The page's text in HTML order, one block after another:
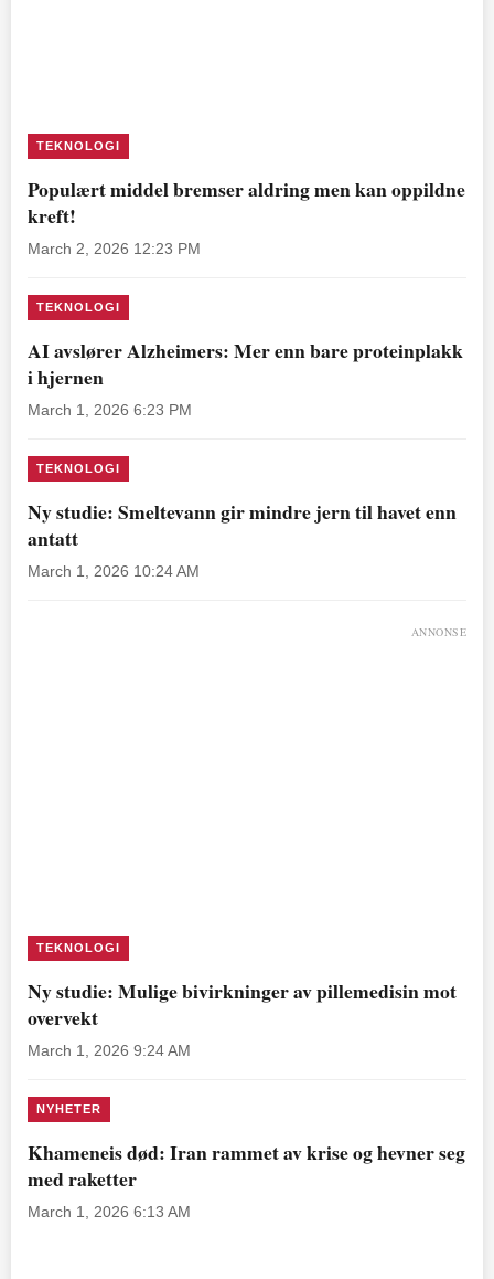
TEKNOLOGI
Populært middel bremser aldring men kan oppildne
kreft!
March 2, 2026 12:23 PM
TEKNOLOGI
AI avslører Alzheimers: Mer enn bare proteinplakk
i hjernen
March 1, 2026 6:23 PM
TEKNOLOGI
Ny studie: Smeltevann gir mindre jern til havet enn
antatt
March 1, 2026 10:24 AM
ANNONSE
TEKNOLOGI
Ny studie: Mulige bivirkninger av pillemedisin mot
overvekt
March 1, 2026 9:24 AM
NYHETER
Khameneis død: Iran rammet av krise og hevner seg
med raketter
March 1, 2026 6:13 AM